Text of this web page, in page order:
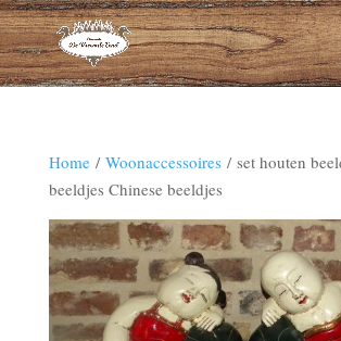
Home/ Woonaccessoires/ set houten
beeldjes Chinese beeldjes